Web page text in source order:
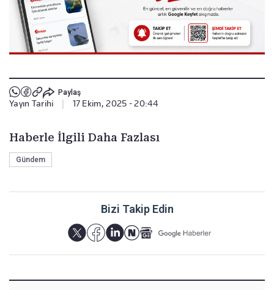
Paylaş
Yayın Tarihi 17 Ekim, 2025 - 20:44
Haberle İlgili Daha Fazlası
Gündem
Bizi Takip Edin